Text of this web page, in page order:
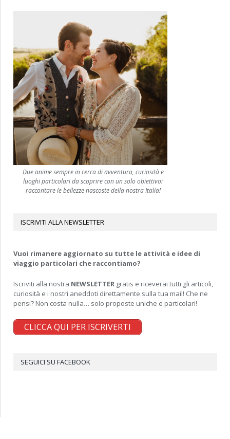
Due anime sempre in cerca di avventura, curiosità e
luoghi particolari da scoprire con un solo obiettivo:
raccontare le bellezze nascoste della nostra Italia!
ISCRIVITI ALLA NEWSLETTER
Vuoi rimanere aggiornato su tutte le attività e idee di
viaggio particolari che raccontiamo?
Iscriviti alla nostra NEWSLETTER gratis e riceverai tutti gli articoli,
curiosità e i nostri aneddoti direttamente sulla tua mail! Che ne
pensi? Non costa nulla… solo proposte uniche e particolari!
CLICCA QUI PER ISCRIVERTI
SEGUICI SU FACEBOOK